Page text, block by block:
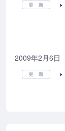
2009年2月6日